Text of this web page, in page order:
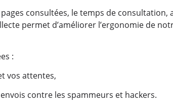
consultées, le temps de consultation,
permet d’améliorer l’ergonomie de
:
vos attentes,
contre les spammeurs et hackers.